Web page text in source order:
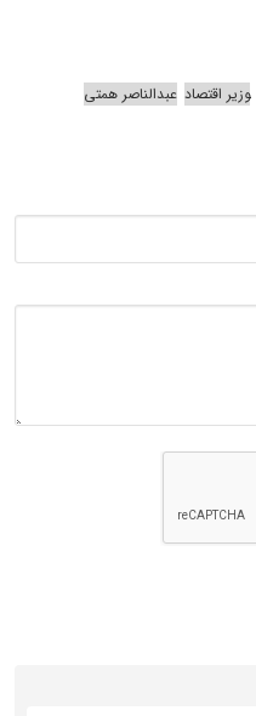
وزیر اقتصاد عبدالناصر همتی